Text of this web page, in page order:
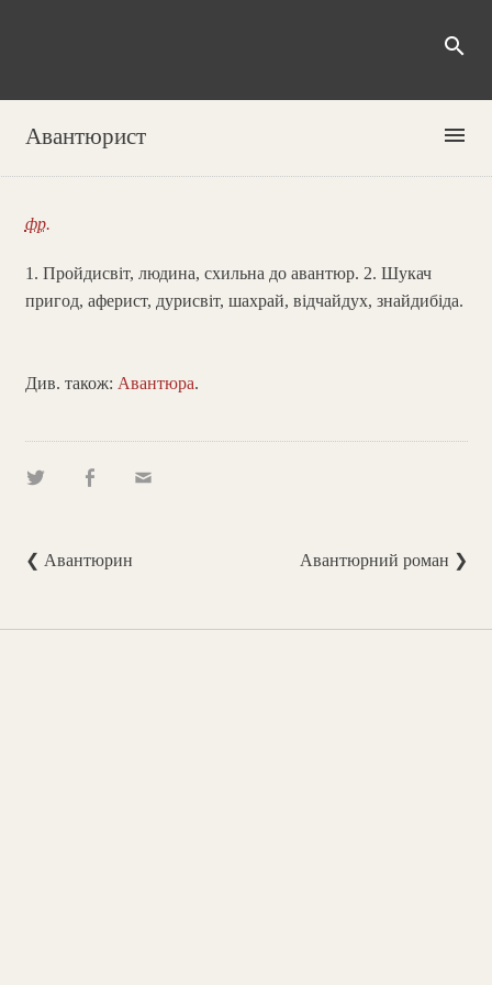
search
Авантюрист menu
фр.
1. Пройдисвіт, людина, схильна до авантюр. 2. Шукач
пригод, аферист, дурисвіт, шахрай, відчайдух, знайдибіда.
Див. також: Авантюра.
❮ Авантюрин Авантюрний роман ❯